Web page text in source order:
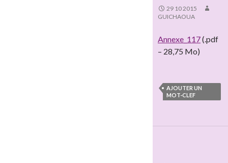
29 10 2015
GUICHAOUA
Annexe_117(.pdf
– 28,75 Mo)
AJOUTER UN
MOT-CLEF